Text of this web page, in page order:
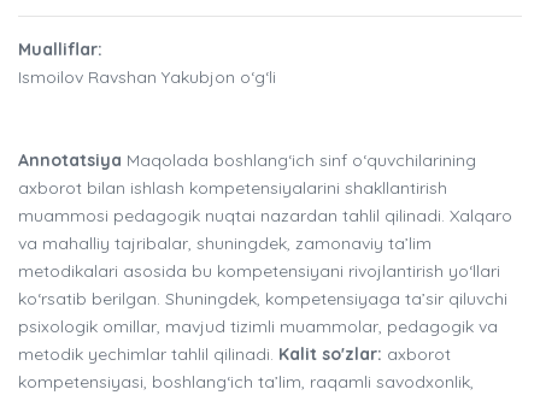
Mualliflar:
Ismoilov Ravshan Yakubjon o‘g‘li
Annotatsiya Maqolada boshlang‘ich sinf o‘quvchilarining
axborot bilan ishlash kompetensiyalarini shakllantirish
muammosi pedagogik nuqtai nazardan tahlil qilinadi. Xalqaro
va mahalliy tajribalar, shuningdek, zamonaviy ta’lim
metodikalari asosida bu kompetensiyani rivojlantirish yo‘llari
ko‘rsatib berilgan. Shuningdek, kompetensiyaga ta’sir qiluvchi
psixologik omillar, mavjud tizimli muammolar, pedagogik va
metodik yechimlar tahlil qilinadi. Kalit so'zlar: axborot
kompetensiyasi, boshlang‘ich ta’lim, raqamli savodxonlik,